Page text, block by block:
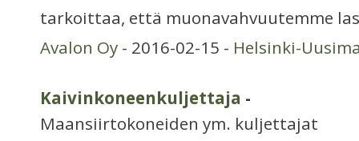
tarkoittaa, että muonavahvuutemme
Avalon Oy - 2016-02-15 - Helsinki-
Kaivinkoneenkuljettaja -
Maansiirtokoneiden ym. kuljettajat